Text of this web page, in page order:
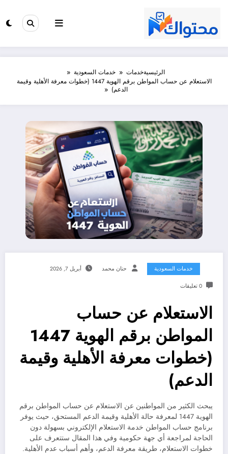
الرئيسيةخدمات
خدمات السعودية
الاستعلام عن حساب المواطن برقم الهوية 1447 (خطوات معرفة الأهلية وقيمة
الدعم)
خدمات السعودية حنان محمد أبريل 7, 2026
0 تعليقات
الاستعلام عن حساب
المواطن برقم الهوية 1447
(خطوات معرفة الأهلية وقيمة
الدعم)
يبحث الكثير من المواطنين عن الاستعلام عن حساب المواطن برقم
الهوية 1447 لمعرفة حالة الأهلية وقيمة الدعم المستحق، حيث يوفر
برنامج حساب المواطن خدمة الاستعلام الإلكتروني بسهولة دون
الحاجة لمراجعة أي جهة حكومية وفي هذا المقال ستتعرف على
خطوات الاستعلام، طريقة معرفة الدعم، وأهم أسباب عدم الأهلية.